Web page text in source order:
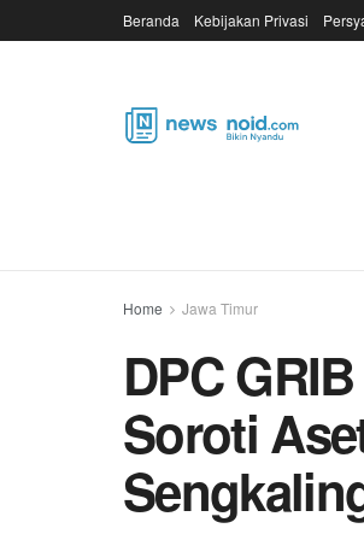
Beranda Kebijakan Privasi
Home Jawa Timur
DPC
Soroti